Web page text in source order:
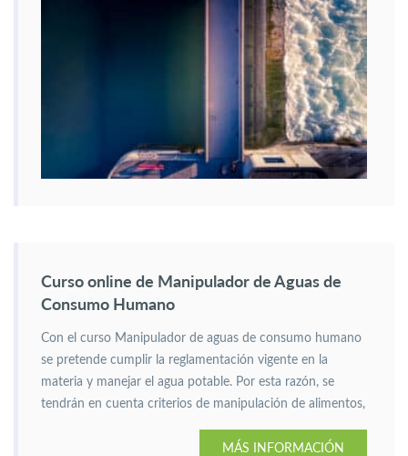
Curso online de Manipulador de Aguas de
Consumo Humano
Con el curso Manipulador de aguas de consumo humano
se pretende cumplir la reglamentación vigente en la
materia y manejar el agua potable. Por esta razón, se
tendrán en cuenta criterios de manipulación de alimentos,
MÁS INFORMACIÓN